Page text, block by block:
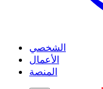
الشخصي
الأعمال
المنصة